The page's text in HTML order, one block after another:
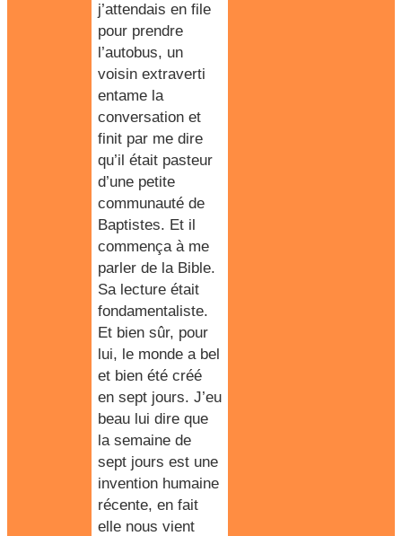
j’attendais en file
pour prendre
l’autobus, un
voisin extraverti
entame la
conversation et
finit par me dire
qu’il était pasteur
d’une petite
communauté de
Baptistes. Et il
commença à me
parler de la Bible.
Sa lecture était
fondamentaliste.
Et bien sûr, pour
lui, le monde a bel
et bien été créé
en sept jours. J’eu
beau lui dire que
la semaine de
sept jours est une
invention humaine
récente, en fait
elle nous vient